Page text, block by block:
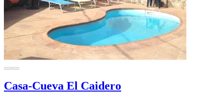
Casa-Cueva El Caidero